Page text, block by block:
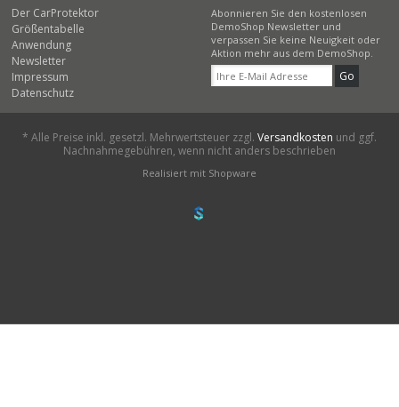
Der CarProtektor
Größentabelle
Anwendung
Newsletter
Impressum
Datenschutz
Abonnieren Sie den kostenlosen
DemoShop Newsletter und
verpassen Sie keine Neuigkeit oder
Aktion mehr aus dem DemoShop.
Go
* Alle Preise inkl. gesetzl. Mehrwertsteuer zzgl. Versandkosten und ggf.
Nachnahmegebühren, wenn nicht anders beschrieben
Realisiert mit Shopware